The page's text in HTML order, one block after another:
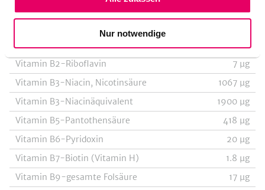
Nur notwendige
Vitamin B1-Thiamin
54 µg
Vitamin B2-Riboflavin
7 µg
Vitamin B3-Niacin, Nicotinsäure
1067 µg
Vitamin B3-Niacinäquivalent
1900 µg
Vitamin B5-Pantothensäure
418 µg
Vitamin B6-Pyridoxin
20 µg
Vitamin B7-Biotin (Vitamin H)
1.8 µg
Vitamin B9-gesamte Folsäure
17 µg